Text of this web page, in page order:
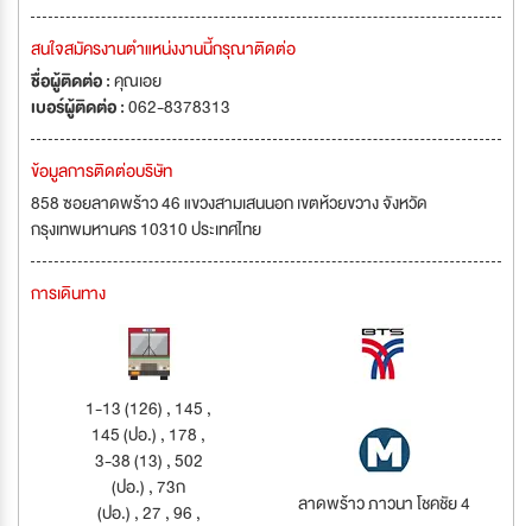
สนใจสมัครงานตำแหน่งงานนี้กรุณาติดต่อ
ชื่อผู้ติดต่อ :คุณเอย
เบอร์ผู้ติดต่อ :062-8378313
ข้อมูลการติดต่อบริษัท
858 ซอยลาดพร้าว 46 แขวงสามเสนนอก เขตห้วยขวาง จังหวัด
กรุงเทพมหานคร 10310 ประเทศไทย
การเดินทาง
1-13 (126) , 145 ,
145 (ปอ.) , 178 ,
3-38 (13) , 502
(ปอ.) , 73ก
(ปอ.) , 27 , 96 ,
ลาดพร้าว ภาวนา โชคชัย 4